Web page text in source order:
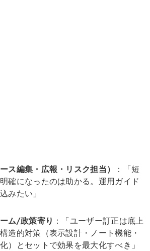
ス編集・広報・リスク担当）
：「短
確になったのは助かる。運用ガイド
みたい」
ム/政策寄り ：「ユーザー訂正は底上
造的対策（表示設計・ノート機能・
）とセットで効果を最大化すべき」